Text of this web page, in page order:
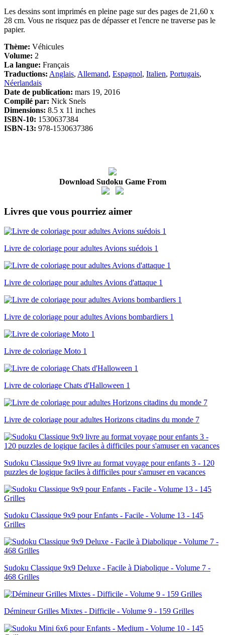
Les dessins sont imprimés en pleine page sur des pages de 21,60 x
28 cm. Vous ne risquez pas de dépasser et l'encre ne traverse pas le
papier.
Thème: Véhicules
Volume: 2
La langue: Français
Traductions: Anglais, Allemand, Espagnol, Italien, Portugais,
Néerlandais
Date de publication: mars 19, 2016
Compilé par: Nick Snels
Dimensions: 8.5 x 11 inches
ISBN-10: 1530637384
ISBN-13: 978-1530637386
Download Sudoku Game From
Livres que vous pourriez aimer
Livre de coloriage pour adultes Avions suédois 1
Livre de coloriage pour adultes Avions d'attaque 1
Livre de coloriage pour adultes Avions bombardiers 1
Livre de coloriage Moto 1
Livre de coloriage Chats d'Halloween 1
Livre de coloriage pour adultes Horizons citadins du monde 7
Sudoku Classique 9x9 livre au format voyage pour enfants 3 - 120
puzzles de logique faciles à difficiles pour s'amuser en vacances
Sudoku Classique 9x9 pour Enfants - Facile - Volume 13 - 145
Grilles
Sudoku Classique 9x9 Deluxe - Facile à Diabolique - Volume 7 -
468 Grilles
Démineur Grilles Mixtes - Difficile - Volume 9 - 159 Grilles